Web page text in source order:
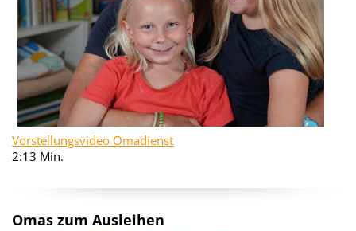
Vorstellungsvideo Omadienst
2:13 Min.
Omas zum Ausleihen